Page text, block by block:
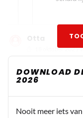
18 oktober 2025
slechte start
18 oktober
DOWNLOAD
2026
Nooit meer iets